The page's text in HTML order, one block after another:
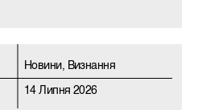
Новини, Визнання
14 Липня 2026